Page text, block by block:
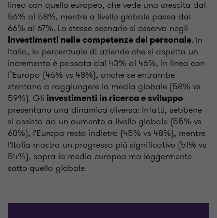
linea con quello europeo, che vede una crescita dal
56% al 58%, mentre a livello globale passa dal
66% al 67%. Lo stesso scenario si osserva negli
investimenti nelle competenze del personale. In
Italia, la percentuale di aziende che si aspetta un
incremento è passata dal 43% al 46%, in linea con
l’Europa (46% vs 48%), anche se entrambe
stentano a raggiungere la media globale (58% vs
59%). Gli investimenti in ricerca e sviluppo
presentano una dinamica diversa: infatti, sebbene
si assista ad un aumento a livello globale (55% vs
60%), l'Europa resta indietro (45% vs 48%), mentre
l'Italia mostra un progresso più significativo (51% vs
54%), sopra la media europea ma leggermente
sotto quella globale.